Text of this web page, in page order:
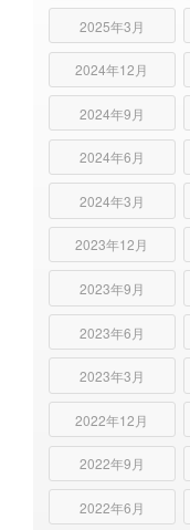
2025年3月
2024年12月
2024年9月
2024年6月
2024年3月
2023年12月
2023年9月
2023年6月
2023年3月
2022年12月
2022年9月
2022年6月